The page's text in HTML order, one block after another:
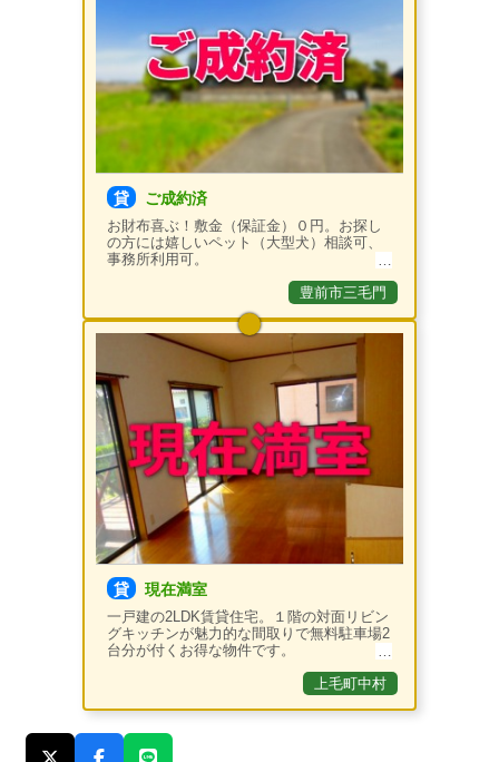
貸 ご成約済
お財布喜ぶ！敷金（保証金）０円。お探し
の方には嬉しいペット（大型犬）相談可、
事務所利用可。
豊前市三毛門
貸 現在満室
一戸建の2LDK賃貸住宅。１階の対面リビン
グキッチンが魅力的な間取りで無料駐車場2
台分が付くお得な物件です。
上毛町中村